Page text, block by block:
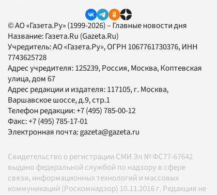
© АО «Газета.Ру» (1999-2026) – Главные новости дня
Название: Газета.Ru (Gazeta.Ru)
Учредитель:АО «Газета.Ру», ОГРН 1067761730376, ИНН
7743625728
Адрес учредителя: 125239, Россия, Москва, Коптевская
улица, дом 67
Адрес редакции и издателя: 117105, г. Москва,
Варшавское шоссе, д.9, стр.1
Телефон редакции:+7 (495) 785-00-12
Факс:+7 (495) 785-17-01
Электронная почта:gazeta@gazeta.ru
Свидетельство о регистрации СМИ Эл № ФС77-67642
выдано федеральной службой по надзору в сфере
связи, информационных технологий и массовых
коммуникаций (Роскомнадзор) 10.11.2016 г. Редакция не